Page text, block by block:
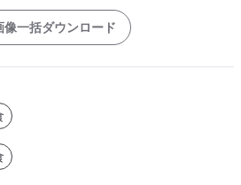
像一括ダウンロード